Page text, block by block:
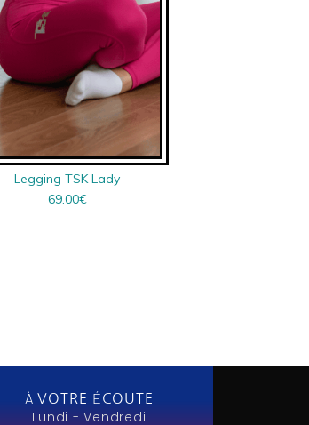
Legging TSK Lady
69.00€
À VOTRE ÉCOUTE
Lundi - Vendredi